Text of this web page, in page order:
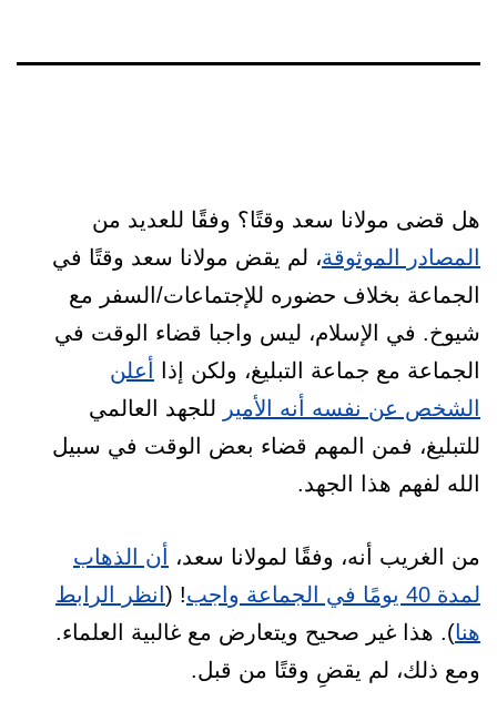
هل قضى مولانا سعد وقتًا؟ وفقًا للعديد من
المصادر الموثوقة، لم يقض مولانا سعد وقتًا في
الجماعة بخلاف حضوره للإجتماعات/السفر مع
شيوخ. في الإسلام، ليس واجبا قضاء الوقت في
الجماعة مع جماعة التبليغ، ولكن إذا أعلن
الشخص عن نفسه أنه الأمير للجهد العالمي
للتبليغ، فمن المهم قضاء بعض الوقت في سبيل
الله لفهم هذا الجهد.
من الغريب أنه، وفقًا لمولانا سعد، أن الذهاب
لمدة 40 يومًا في الجماعة واجب
! (انظر الرابط
هنا). هذا غير صحيح ويتعارض مع غالبية العلماء.
ومع ذلك، لم يقضِ وقتًا من قبل.